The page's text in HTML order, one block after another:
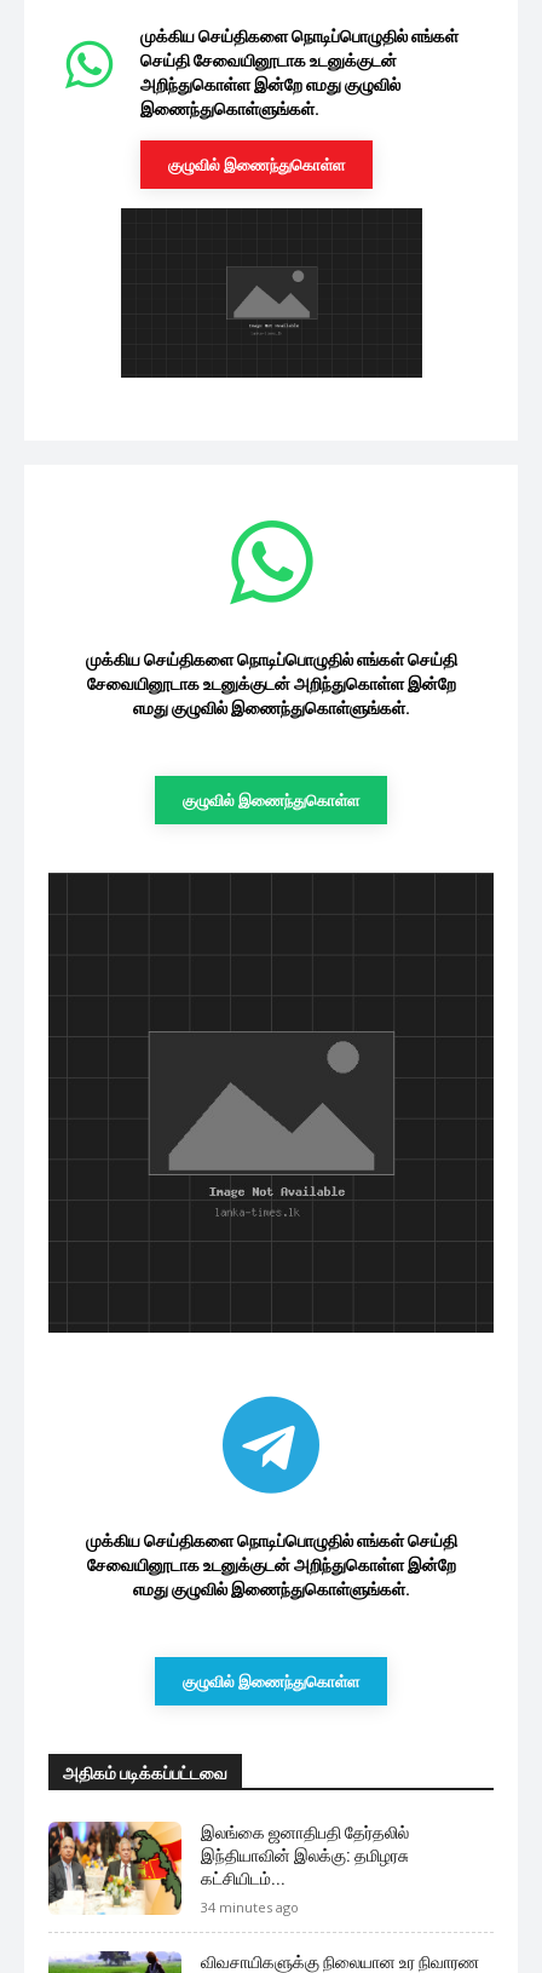
முக்கிய செய்திகளை நொடிப்பொழுதில் எங்கள்
செய்தி சேவையினூடாக உடனுக்குடன்
அறிந்துகொள்ள இன்றே எமது குழுவில்
இணைந்துகொள்ளுங்கள்.
குழுவில் இணைந்துகொள்ள
முக்கிய செய்திகளை நொடிப்பொழுதில் எங்கள் செய்தி
சேவையினூடாக உடனுக்குடன் அறிந்துகொள்ள இன்றே
எமது குழுவில் இணைந்துகொள்ளுங்கள்.
குழுவில் இணைந்துகொள்ள
முக்கிய செய்திகளை நொடிப்பொழுதில் எங்கள் செய்தி
சேவையினூடாக உடனுக்குடன் அறிந்துகொள்ள இன்றே
எமது குழுவில் இணைந்துகொள்ளுங்கள்.
குழுவில் இணைந்துகொள்ள
அதிகம் படிக்கப்பட்டவை
இலங்கை ஜனாதிபதி தேர்தலில்
இந்தியாவின் இலக்கு: தமிழரசு
கட்சியிடம்...
34 minutes ago
விவசாயிகளுக்கு நிலையான உர நிவாரண